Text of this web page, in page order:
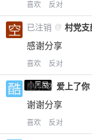
喜欢 反对
已注销 @ 村党支
感谢分享
喜欢 反对
小黑屋
酷乐 @ 爱上了你
谢谢分享
喜欢 反对